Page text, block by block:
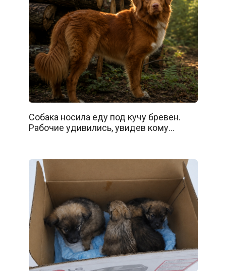
Собака носила еду под кучу бревен.
Рабочие удивились, увидев кому…